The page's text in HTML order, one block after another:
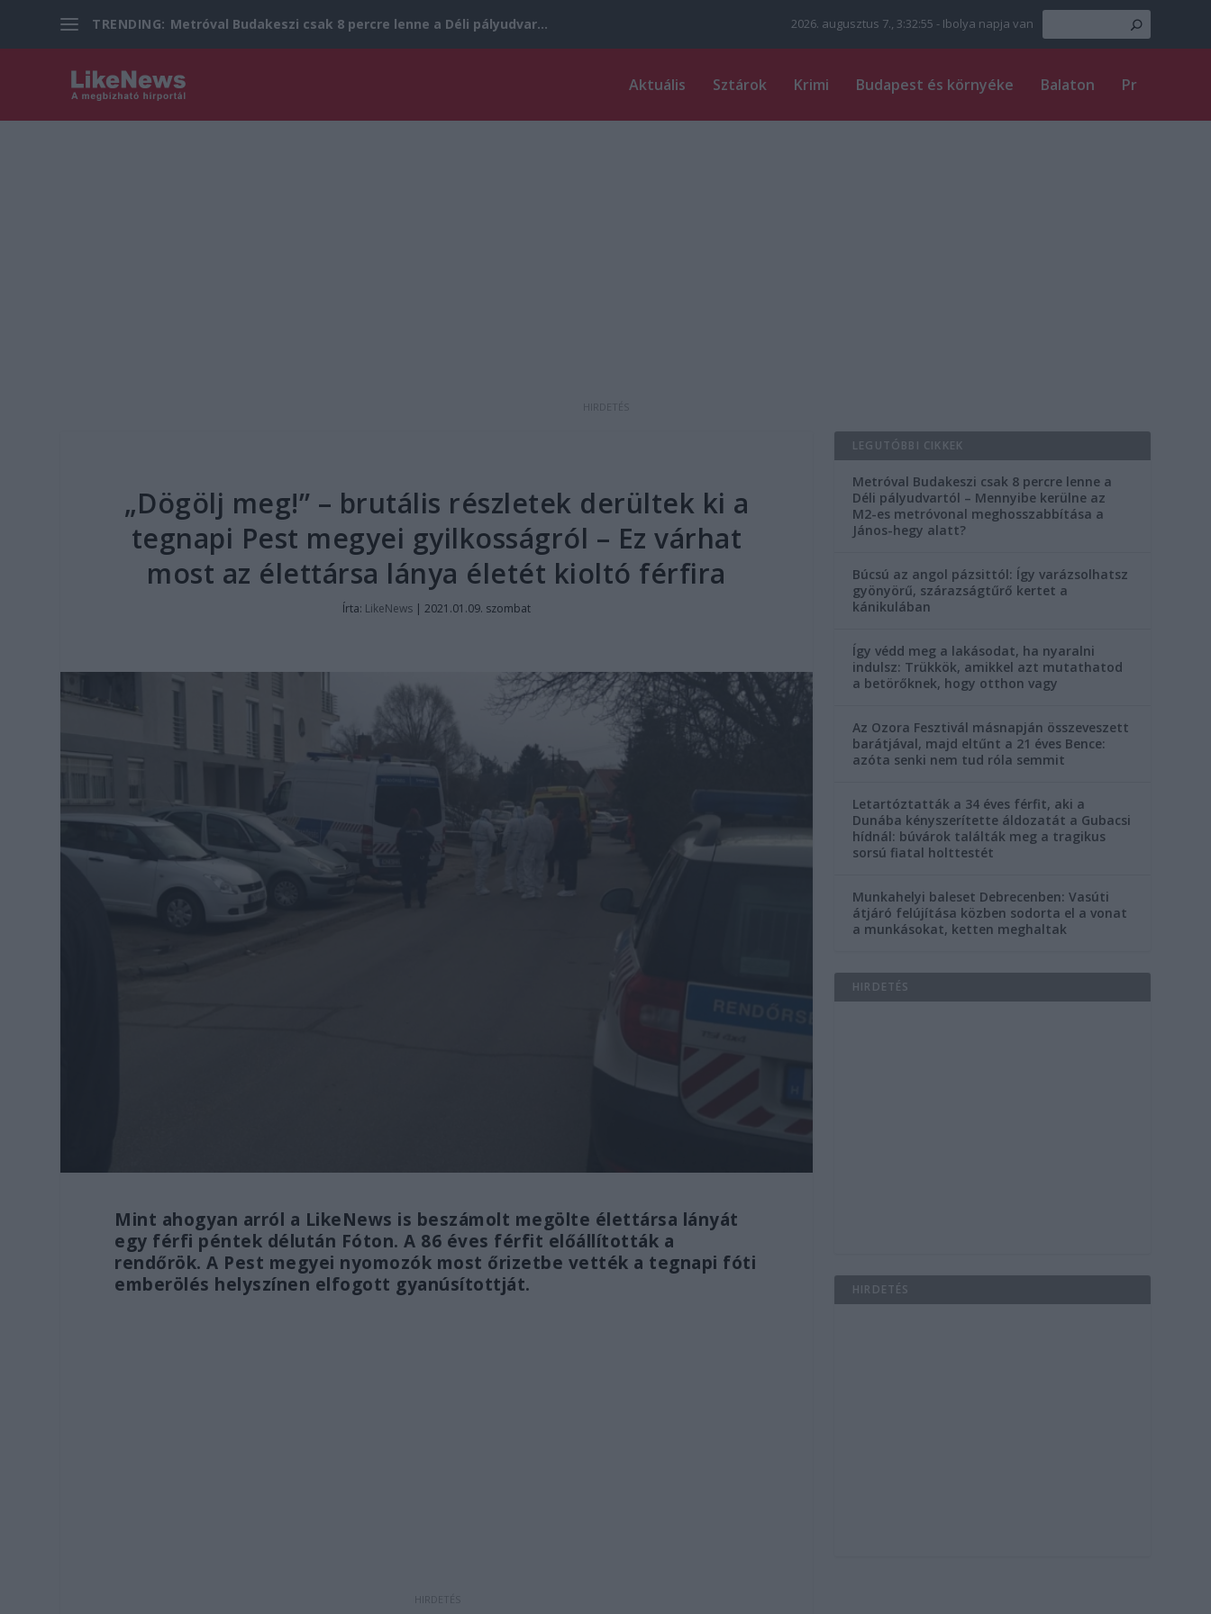
TRENDING: Metróval Budakeszi csak 8 percre lenne a Déli pályudvar... 2026. augusztus 7., 3:32:56 - Ibolya napja van
Aktuális Sztárok Krimi Budapest és környéke Balaton Pr
„Dögölj meg!” – brutális részletek derültek ki a
tegnapi Pest megyei gyilkosságról – Ez várhat
most az élettársa lánya életét kioltó férfira
Írta: LikeNews |2021.01.09. szombat
Mint ahogyan arról a LikeNews is beszámolt megölte élettársa lányát
egy férfi péntek délután Fóton. A 86 éves férfit előállították a
rendőrök. A Pest megyei nyomozók most őrizetbe vették a tegnapi fóti
emberölés helyszínen elfogott gyanúsítottját.
LEGUTÓBBI CIKKEK
Metróval Budakeszi csak 8 percre lenne a
Déli pályudvartól – Mennyibe kerülne az
M2-es metróvonal meghosszabbítása a
János-hegy alatt?
Búcsú az angol pázsittól: Így varázsolhatsz
gyönyörű, szárazságtűrő kertet a
kánikulában
Így védd meg a lakásodat, ha nyaralni
indulsz: Trükkök, amikkel azt mutathatod
a betörőknek, hogy otthon vagy
Az Ozora Fesztivál másnapján összeveszett
barátjával, majd eltűnt a 21 éves Bence:
azóta senki nem tud róla semmit
Letartóztatták a 34 éves férfit, aki a
Dunába kényszerítette áldozatát a Gubacsi
hídnál: búvárok találták meg a tragikus
sorsú fiatal holttestét
Munkahelyi baleset Debrecenben: Vasúti
átjáró felújítása közben sodorta el a vonat
a munkásokat, ketten meghaltak
HIRDETÉS
HIRDETÉS